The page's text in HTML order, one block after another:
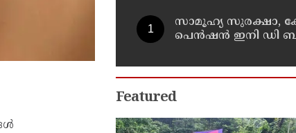
ബാലഗോപാൽ
സാമൂഹ്യ സുരക്ഷാ,
പെൻഷൻ ഇനി ഡി
Featured